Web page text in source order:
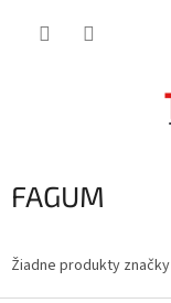
FAGUM
Žiadne produkty značky